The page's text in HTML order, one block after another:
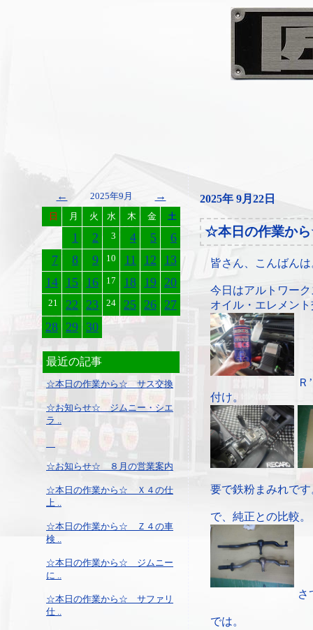
← 2025年9月 →
日 月 火 水 木 金 土
1 2 3 4 5
6
7
8 9 10 11 12
13
14 15 16 17 18 19 20
21 22 23 24 25 26 27
28 29 30
最近の記事
☆本日の作業から☆ サス交換
☆お知らせ☆ ジムニー・シエ
ラ ..
☆お知らせ☆ ８月の営業案内
☆本日の作業から☆ Ｘ４の仕
上 ..
☆本日の作業から☆ Ｚ４の車
検 ..
☆本日の作業から☆ ジムニー
に ..
☆本日の作業から☆ サファリ
仕 ..
2025年 9月22日
☆本日の作業か
皆さん、こんばんは
今日はアルトワー
オイル・エレメン
付け。
要で鉄粉まみれで
で、純正との比較。
さ
では。